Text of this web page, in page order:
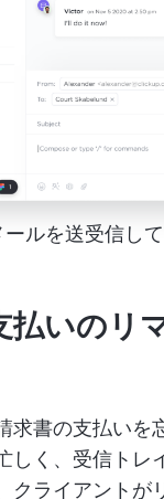
ルを送受信し
払いのリ
求書の支払いを
しく、受信トレ
クライアントが